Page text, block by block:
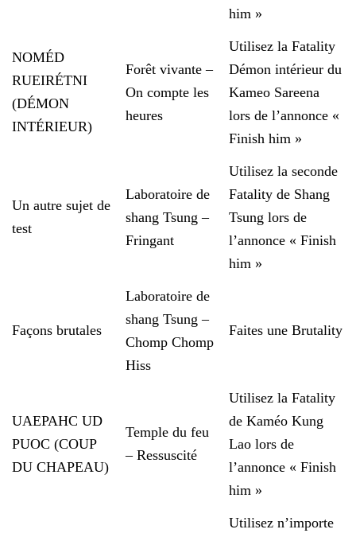
him »
NOMÉD
RUEIRÉTNI
(DÉMON
INTÉRIEUR)
Forêt vivante –
On compte les
heures
Utilisez la Fatality
Démon intérieur du
Kameo Sareena
lors de l’annonce «
Finish him »
Un autre sujet de
test
Laboratoire de
shang Tsung –
Fringant
Utilisez la seconde
Fatality de Shang
Tsung lors de
l’annonce « Finish
him »
Façons brutales
Laboratoire de
shang Tsung –
Chomp Chomp
Hiss
Faites une Brutality
UAEPAHC UD
PUOC (COUP
DU CHAPEAU)
Temple du feu
– Ressuscité
Utilisez la Fatality
de Kaméo Kung
Lao lors de
l’annonce « Finish
him »
Utilisez n’importe